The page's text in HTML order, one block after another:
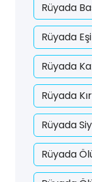
Rüyada
Rüyada
Rüyada
Rüyada
Rüyada
Rüyada